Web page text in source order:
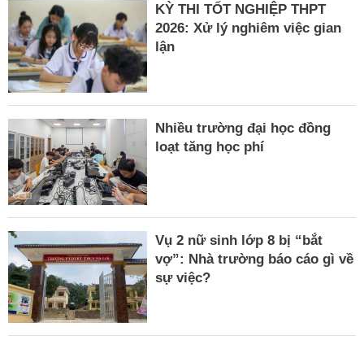
KỲ THI TỐT NGHIỆP THPT
2026: Xử lý nghiêm việc gian
lận
Nhiều trường đại học đồng
loạt tăng học phí
Vụ 2 nữ sinh lớp 8 bị “bắt
vợ”: Nhà trường báo cáo gì về
sự việc?